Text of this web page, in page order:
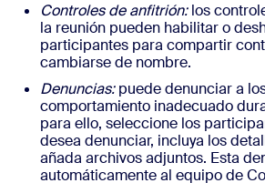
Controles de anfitrión:los
la reunión pueden habilitar o
participantes para compartir
cambiarse de nombre.
Denuncias: puede denunciar a
comportamiento inadecuado
para ello, seleccione los
desea denunciar, incluya los
añada archivos adjuntos. Esta
automáticamente al equipo de